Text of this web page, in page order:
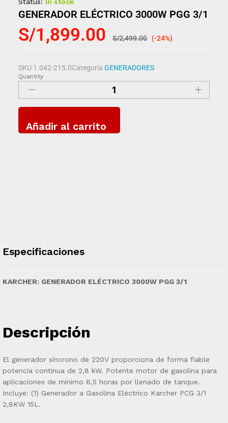
GENERADOR ELÉCTRICO 3000W PGG 3/1
S/1,899.00 S/2,499.00 (-24%)
SKU 1.042-215.0Categoría GENERADORES
Quantity
Añadir al carrito
Especificaciones
KARCHER: GENERADOR ELÉCTRICO 3000W PGG 3/1
Descripción
El generador síncrono de 220V proporciona de forma fiable
potencia continua de 2,8 kW. Potente motor de gasolina para
aplicaciones de mínimo 6,5 horas por llenado de tanque.
Incluye: (1) Generador a Gasolina Eléctrico Karcher PCG 3/1
2,8KW 15L.